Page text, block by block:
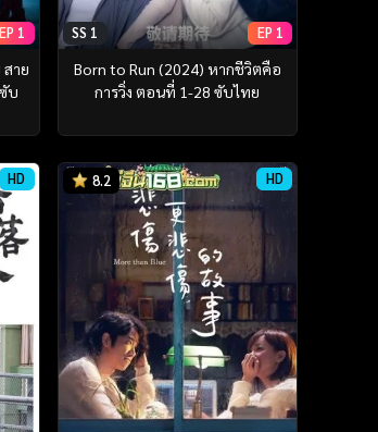
EP 1
สาย
บ
SS 1 EP 1
Born to Run (2024) หากชีวิตคือ
การวิ่ง ตอนที่ 1-28 ซับไทย
HD 8.2 HD